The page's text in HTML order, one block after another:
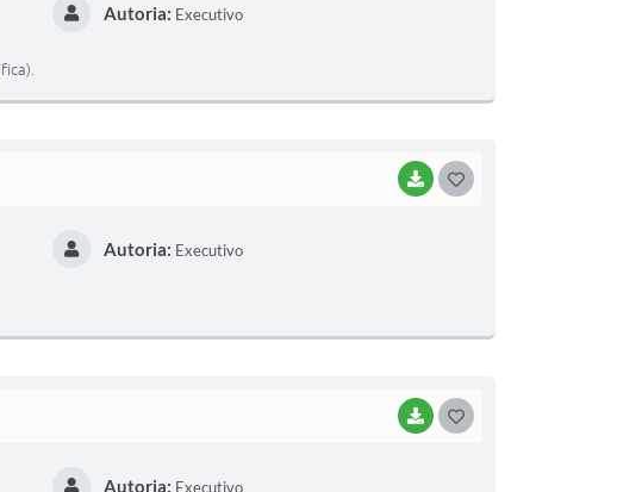
Autoria: Executivo
BAIXAR
Autoria: Executivo
BAIXAR
Autoria: Executivo